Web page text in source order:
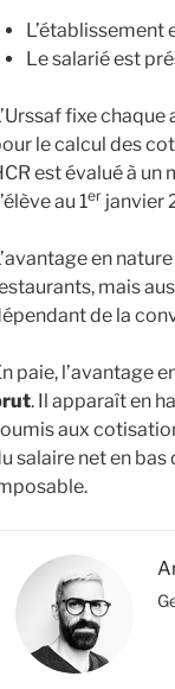
L’établissement
Le salarié est
fixe
le calcul des
est évalué à
au 1er janvier
en
mais
de la
paie, l’avantage
. Il apparaît en
aux
salaire net en